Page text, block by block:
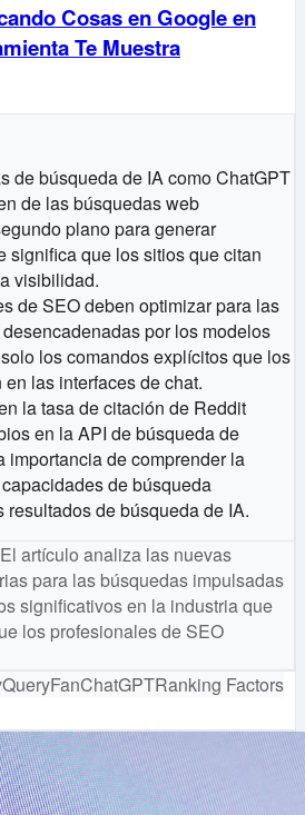
Cosas en Google en
Te Muestra
de búsqueda de IA como ChatGPT
de las búsquedas web
plano para generar
significa que los sitios que citan
visibilidad.
de SEO deben optimizar para las
por los modelos
los comandos explícitos que los
las interfaces de chat.
la tasa de citación de Reddit
en la API de búsqueda de
importancia de comprender la
de búsqueda
resultados de búsqueda de IA.
El artículo analiza las nuevas
para las búsquedas impulsadas
significativos en la industria que
los profesionales de SEO
QueryFanChatGPTRanking Factors